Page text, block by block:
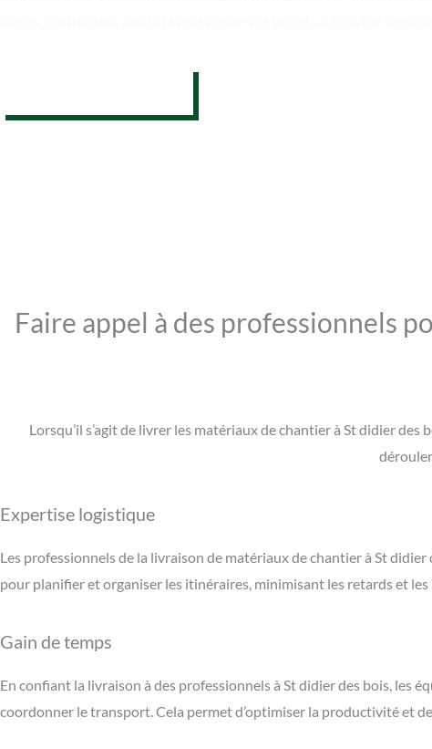
Faire appel à des professionnels
Lorsqu’il s’agit de livrer les matériaux de chantier à St didier
Expertise logistique
Les professionnels de la livraison de matériaux de chantier à St
pour planifier et organiser les itinéraires, minimisant les retards et
Gain de temps
En confiant la livraison à des professionnels à St didier des bois, les
coordonner le transport. Cela permet d’optimiser la productivité et